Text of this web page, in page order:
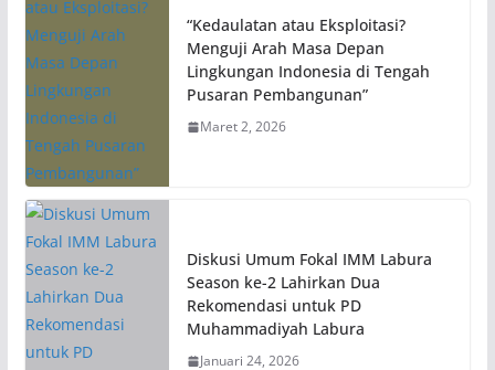
“Kedaulatan atau Eksploitasi?
Menguji Arah Masa Depan
Lingkungan Indonesia di Tengah
Pusaran Pembangunan”
Maret 2, 2026
Diskusi Umum Fokal IMM Labura
Season ke-2 Lahirkan Dua
Rekomendasi untuk PD
Muhammadiyah Labura
Januari 24, 2026